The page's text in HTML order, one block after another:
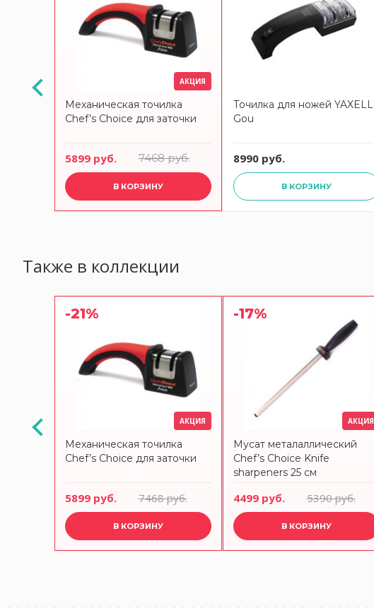
АКЦИЯ
Механическая точилка
Chef’s Choice для заточки
5899 руб. 7468 руб.
В КОРЗИНУ
Точилка для ножей YAXELL
Gou
8990 руб.
В КОРЗИНУ
Также в коллекции
АКЦИЯ
-21%
АКЦИЯ
Механическая точилка
Chef’s Choice для заточки
5899 руб. 7468 руб.
В КОРЗИНУ
-17%
АКЦИЯ
Мусат металаллический
Chef’s Choice Knife
sharpeners 25 см
4499 руб. 5390 руб.
В КОРЗИНУ